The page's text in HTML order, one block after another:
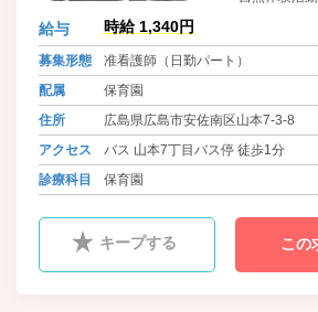
学に向けて
の態度を養
給与 時給 1,340円
募集形態
准看護師（日勤パート）
配属
保育園
住所
広島県広島市安佐南区山本7-3-8
アクセス
バス 山本7丁目バス停 徒歩1分
診療科目
保育園
キープする この